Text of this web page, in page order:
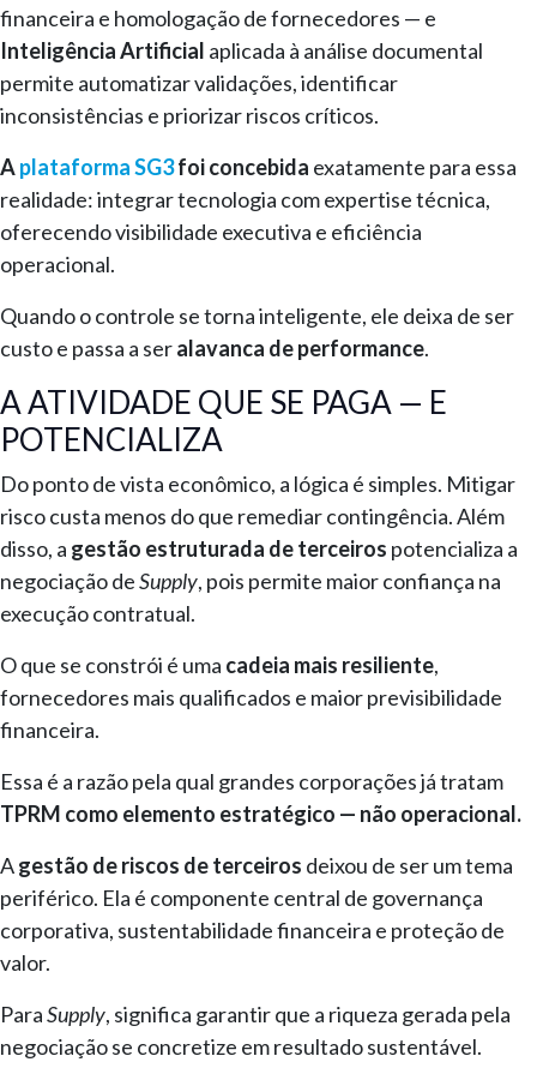
financeira e homologação de fornecedores — e
Inteligência Artificial aplicada à análise documental
permite automatizar validações, identificar
inconsistências e priorizar riscos críticos.
Aplataforma SG3foi concebida exatamente para essa
realidade: integrar tecnologia com expertise técnica,
oferecendo visibilidade executiva e eficiência
operacional.
Quando o controle se torna inteligente, ele deixa de ser
custo e passa a seralavanca de performance.
A ATIVIDADE QUE SE PAGA — E
POTENCIALIZA
Do ponto de vista econômico, a lógica é simples. Mitigar
risco custa menos do que remediar contingência. Além
disso, a gestão estruturada de terceiros potencializa a
negociação deSupply, pois permite maior confiança na
execução contratual.
O que se constrói é uma cadeia mais resiliente,
fornecedores mais qualificados e maior previsibilidade
financeira.
Essa é a razão pela qual grandes corporações já tratam
TPRM como elemento estratégico — não operacional.
Agestão de riscos de terceiros deixou de ser um tema
periférico. Ela é componente central de governança
corporativa, sustentabilidade financeira e proteção de
valor.
ParaSupply, significa garantir que a riqueza gerada pela
negociação se concretize em resultado sustentável.